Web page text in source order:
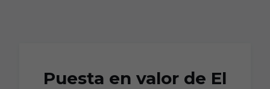
Puesta en valor de El